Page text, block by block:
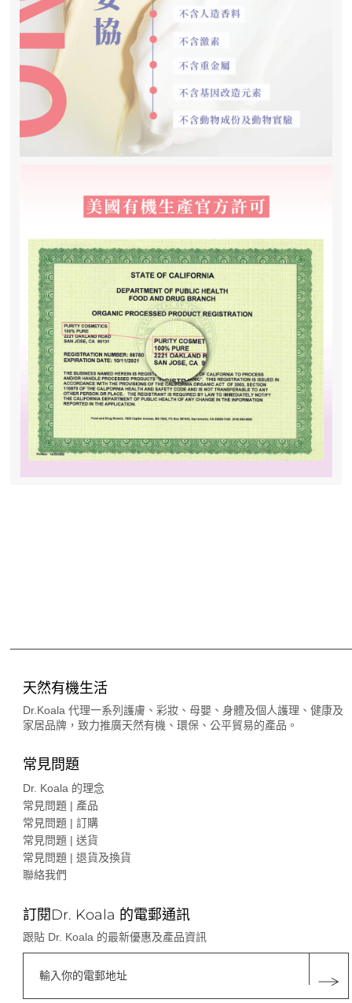
天然有機生活
Dr.Koala 代理一系列護膚、彩妝、母嬰、身體及個人護理、健康及
家居品牌，致力推廣天然有機、環保、公平貿易的產品。
常見問題
Dr. Koala 的理念
常見問題 | 產品
常見問題 | 訂購
常見問題 | 送貨
常見問題 | 退貨及換貨
聯絡我們
訂閱Dr. Koala 的電郵通訊
跟貼 Dr. Koala 的最新優惠及產品資訊